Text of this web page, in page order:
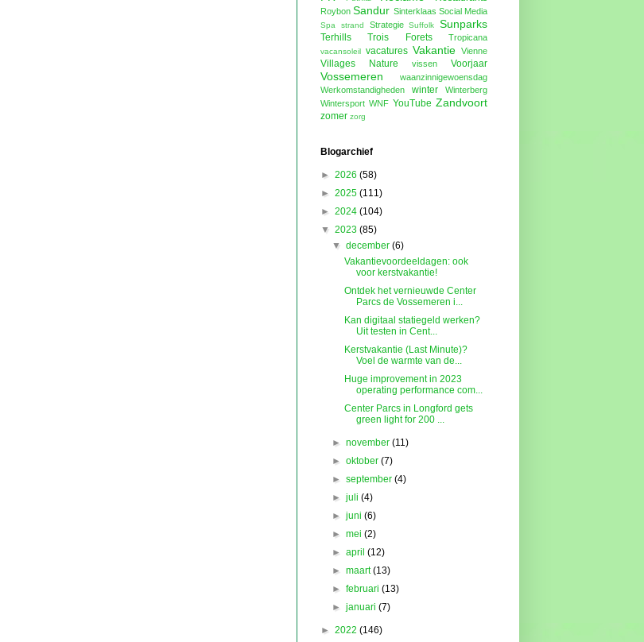
Roybon Sandur Sinterklaas Social Media
Spa strand Strategie Suffolk Sunparks
Terhills Trois Forets Tropicana
vacansoleil vacatures Vakantie Vienne
Villages Nature vissen Voorjaar
Vossemeren
waanzinnigewoensdag
Werkomstandigheden
winter
Winterberg
Wintersport WNF YouTube Zandvoort
zomer zorg
Blogarchief
► 2026 (58)
► 2025 (111)
► 2024 (104)
▼ 2023 (85)
▼december(6)
Vakantievoordeeldagen: ook
voor kerstvakantie!
Ontdek het vernieuwde Center
Parcs de Vossemeren i...
Kan digitaal statiegeld werken?
Uit testen in Cent...
Kerstvakantie (Last Minute)?
Voel de warmte van de...
Huge improvement in 2023
operating performance com...
Center Parcs in Longford gets
green light for 200 ...
►november(11)
►oktober(7)
►september(4)
►juli(4)
►juni(6)
►mei(2)
►april(12)
►maart(13)
►februari(13)
►januari(7)
► 2022 (146)